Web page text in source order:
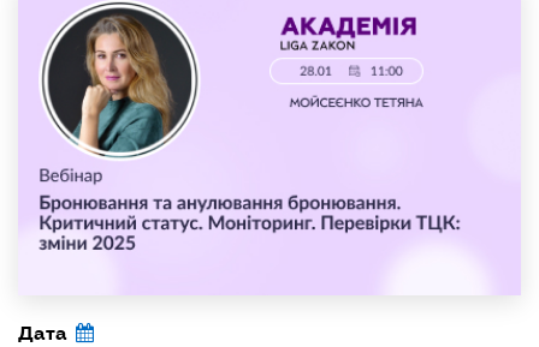
Дата